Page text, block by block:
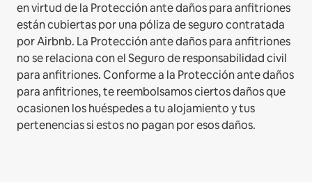
en virtud de la Protección ante daños para anfitriones
están cubiertas por una póliza de seguro contratada
por Airbnb. La Protección ante daños para anfitriones
no se relaciona con el Seguro de responsabilidad civil
para anfitriones. Conforme a la Protección ante daños
para anfitriones, te reembolsamos ciertos daños que
ocasionen los huéspedes a tu alojamiento y tus
pertenencias si estos no pagan por esos daños.